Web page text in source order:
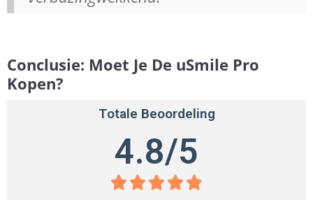
Conclusie: Moet Je De uSmile Pro
Kopen?
Totale Beoordeling
4.8/5
    